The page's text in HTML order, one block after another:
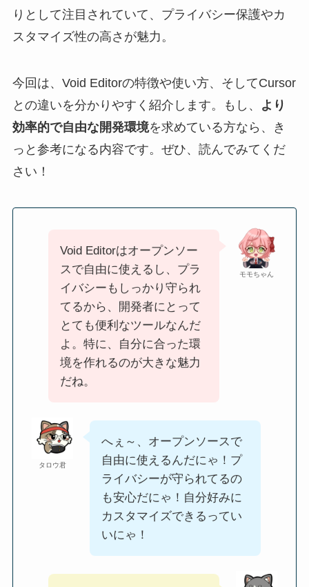
りとして注目されていて、プライバシー保護やカ
スタマイズ性の高さが魅力。
今回は、Void Editorの特徴や使い方、そしてCursor
との違いを分かりやすく紹介します。もし、
より
効率的で自由な開発環境を求めている方なら、き
っと参考になる内容です。ぜひ、読んでみてくだ
さい！
モモちゃん
Void Editorはオープンソー
スで自由に使えるし、プラ
イバシーもしっかり守られ
てるから、開発者にとって
とても便利なツールなんだ
よ。特に、自分に合った環
境を作れるのが大きな魅力
だね。
タロウ君
へぇ～、オープンソースで
自由に使えるんだにゃ！プ
ライバシーが守られてるの
も安心だにゃ！自分好みに
カスタマイズできるってい
いにゃ！